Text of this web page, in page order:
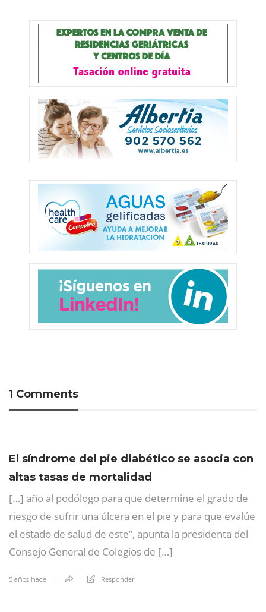
1 Comments
El síndrome del pie diabético se asocia con
altas tasas de mortalidad
[…] año al podólogo para que determine el grado de
riesgo de sufrir una úlcera en el pie y para que evalúe
el estado de salud de este”, apunta la presidenta del
Consejo General de Colegios de […]
5 años hace Responder